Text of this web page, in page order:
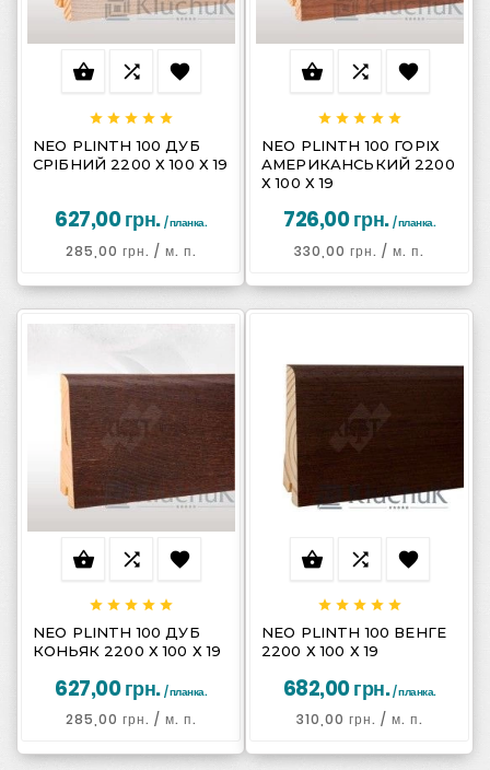
  
    
NEO PLINTH 100 ДУБ
СРІБНИЙ 2200 Х 100 Х 19
627,00 грн. / планка.
285,00 грн. / м. п.
  
    
NEO PLINTH 100 ГОРІХ
АМЕРИКАНСЬКИЙ 2200
Х 100 Х 19
726,00 грн. / планка.
330,00 грн. / м. п.
  
    
NEO PLINTH 100 ДУБ
КОНЬЯК 2200 Х 100 Х 19
627,00 грн. / планка.
285,00 грн. / м. п.
  
    
NEO PLINTH 100 ВЕНГЕ
2200 Х 100 Х 19
682,00 грн. / планка.
310,00 грн. / м. п.